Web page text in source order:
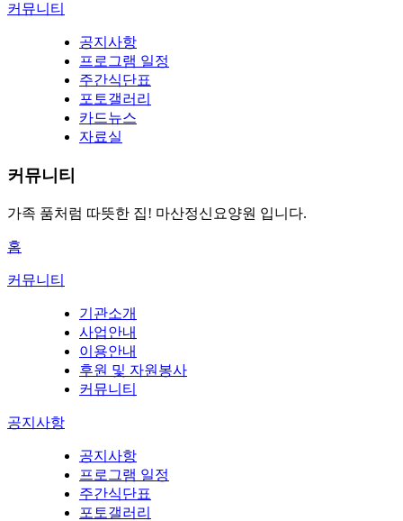
커뮤니티
공지사항
프로그램 일정
주간식단표
포토갤러리
카드뉴스
자료실
커뮤니티
가족 품처럼 따뜻한 집! 마산정신요양원 입니다.
홈
커뮤니티
기관소개
사업안내
이용안내
후원 및 자원봉사
커뮤니티
공지사항
공지사항
프로그램 일정
주간식단표
포토갤러리